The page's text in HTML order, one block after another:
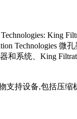
King
Technologies 微
系统、King
支持设备,包括压